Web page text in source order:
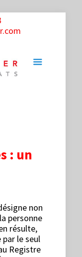
: un
non
personne
résulte,
le seul
Registre